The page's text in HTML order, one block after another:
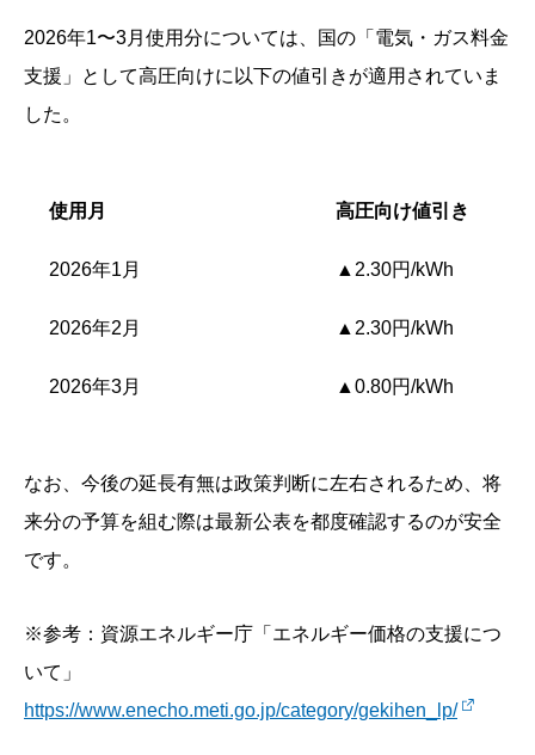
2026年1〜3月使用分については、国の「電気・ガス料金
支援」として高圧向けに以下の値引きが適用されていま
した。
使用月 高圧向け値引き
2026年1月 ▲2.30円/kWh
2026年2月 ▲2.30円/kWh
2026年3月 ▲0.80円/kWh
なお、今後の延長有無は政策判断に左右されるため、将
来分の予算を組む際は最新公表を都度確認するのが安全
です。
※参考：資源エネルギー庁「エネルギー価格の支援につ
いて」
https://www.enecho.meti.go.jp/category/gekihen_lp/